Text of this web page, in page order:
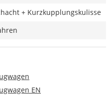
+ Kurzkupplungskulisse
EN